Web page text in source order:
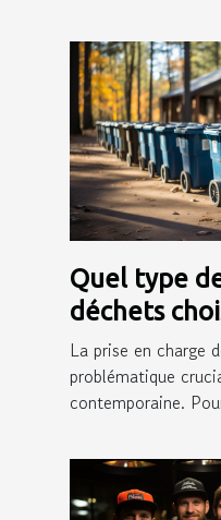
Quel type
déchets
gestion
?
La prise en charge
problématique
contemporaine.